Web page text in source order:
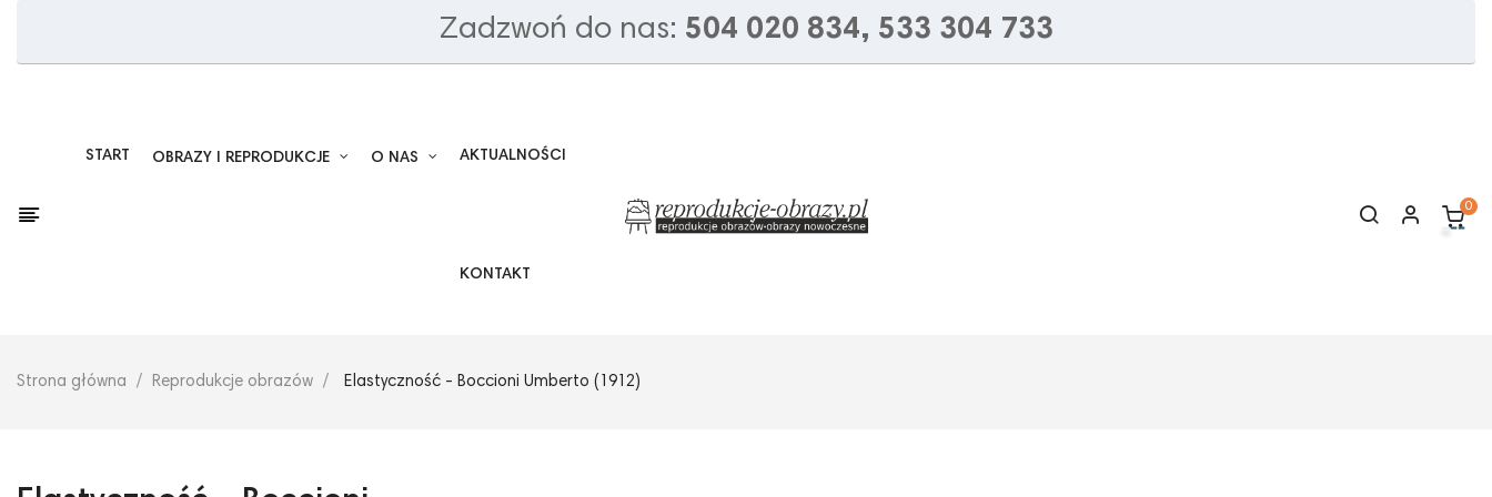
Zadzwoń do nas: 504 020 834, 533 304 733
START OBRAZY I REPRODUKCJE O NAS AKTUALNOŚCI
KONTAKT
0
Strona główna Reprodukcje obrazów Elastyczność - Boccioni Umberto (1912)